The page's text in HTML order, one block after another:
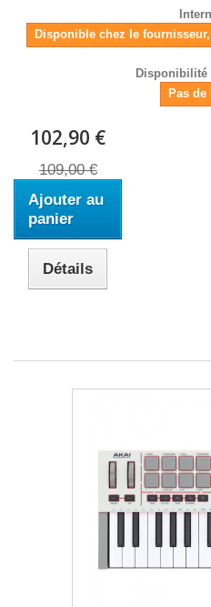
Disponible chez le
Disponibilité
Pas de
102,90 €
109,00 €
Ajouter au
panier
Détails